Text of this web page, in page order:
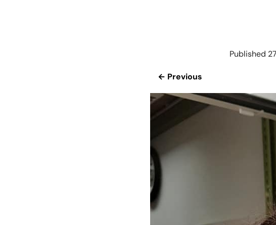
Published
← Previous